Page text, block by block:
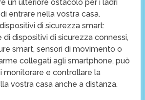
un ulteriore ostacolo per i ladri
entrare nella vostra casa.
di sicurezza smart:
di dispositivi di sicurezza connessi,
smart, sensori di movimento o
collegati agli smartphone, può
monitorare e controllare la
vostra casa anche a distanza.